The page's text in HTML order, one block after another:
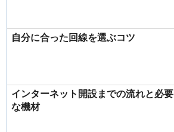
自分に合った回線を選ぶコツ
インターネット開設までの流れと必要
な機材